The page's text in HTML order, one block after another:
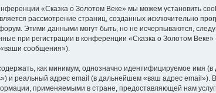
«Сказка о Золотом Веке» мы можем установить
рассмотрение страниц, созданных исключительно
Этими данными могут быть, но не исчерпываются,
при регистрации в конференции «Сказка о Золотом
сообщения»).
как минимум, однозначно идентифицируемое имя
и реальный адрес email (в дальнейшем «ваш адрес
применяемыми в стране, предоставляющей нам